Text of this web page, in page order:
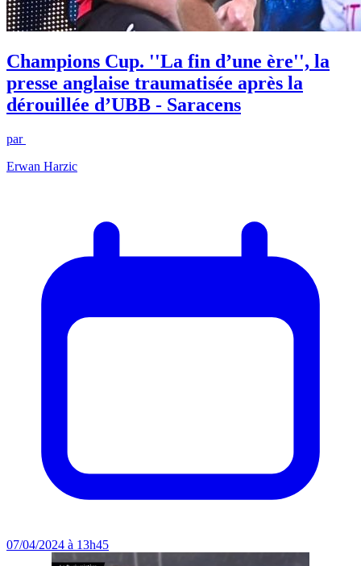
Champions Cup. ''La fin d’une ère'', la
presse anglaise traumatisée après la
dérouillée d’UBB - Saracens
par
Erwan Harzic
07/04/2024 à 13h45